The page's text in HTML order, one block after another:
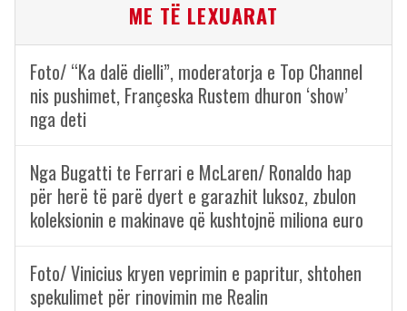
ME TË LEXUARAT
Foto/ “Ka dalë dielli”, moderatorja e Top Channel
nis pushimet, Françeska Rustem dhuron ‘show’
nga deti
Nga Bugatti te Ferrari e McLaren/ Ronaldo hap
për herë të parë dyert e garazhit luksoz, zbulon
koleksionin e makinave që kushtojnë miliona euro
Foto/ Vinicius kryen veprimin e papritur, shtohen
spekulimet për rinovimin me Realin